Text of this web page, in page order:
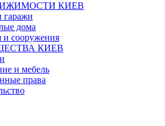
КИЕВ
гаражи
дома
сооружения
КИЕВ
и мебель
права